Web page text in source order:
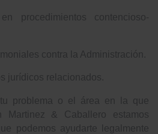
procedimientos contencioso-
contra la Administración.
jurídicos relacionados.
problema o el área en la que
Martinez & Caballero estamos
podemos ayudarte legalmente